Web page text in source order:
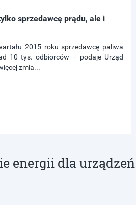
sprzedawcę prądu, ale i
2015 roku sprzedawcę paliwa
10 tys. odbiorców – podaje Urząd
zmia...
energii dla urządzeń